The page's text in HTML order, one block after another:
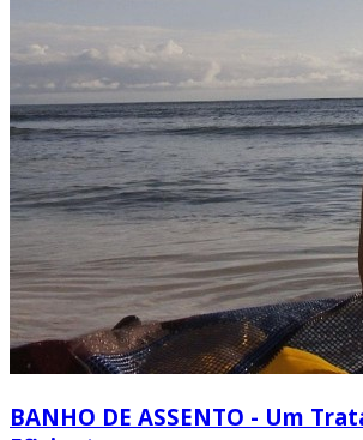
BANHO DE ASSENTO - Um